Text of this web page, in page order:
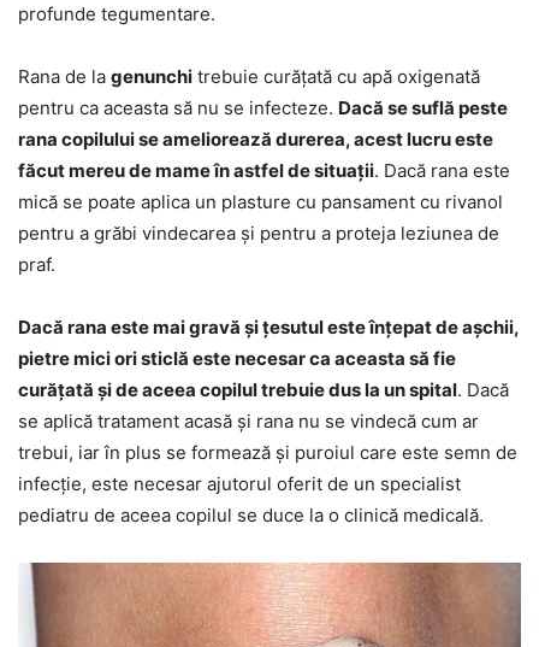
profunde tegumentare.
Rana de la genunchi trebuie curățată cu apă oxigenată
pentru ca aceasta să nu se infecteze. Dacă se suflă peste
rana copilului se ameliorează durerea, acest lucru este
făcut mereu de mame în astfel de situații. Dacă rana este
mică se poate aplica un plasture cu pansament cu rivanol
pentru a grăbi vindecarea și pentru a proteja leziunea de
praf.
Dacă rana este mai gravă și țesutul este înțepat de așchii,
pietre mici ori sticlă este necesar ca aceasta să fie
curățată și de aceea copilul trebuie dus la un spital. Dacă
se aplică tratament acasă și rana nu se vindecă cum ar
trebui, iar în plus se formează și puroiul care este semn de
infecție, este necesar ajutorul oferit de un specialist
pediatru de aceea copilul se duce la o clinică medicală.